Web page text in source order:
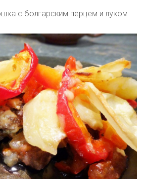
с болгарским перцем и луком